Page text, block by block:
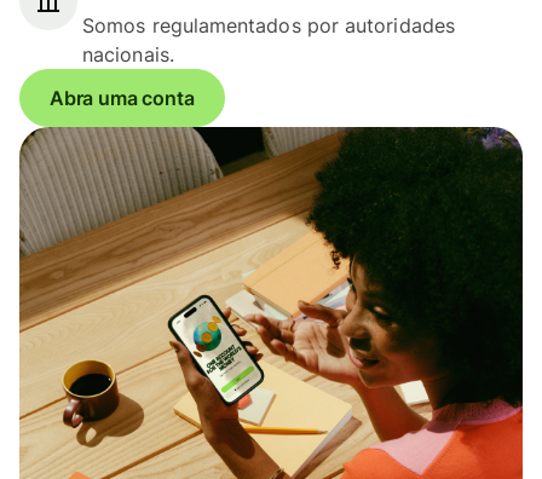
Somos regulamentados por autoridades
nacionais.
Abra uma conta